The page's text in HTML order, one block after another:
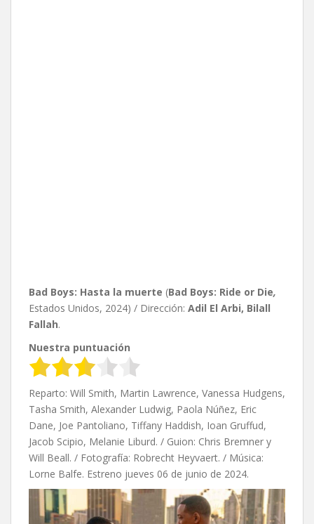
Bad Boys: Hasta la muerte (Bad Boys: Ride or Die,
Estados Unidos, 2024) / Dirección: Adil El Arbi, Bilall
Fallah.
Nuestra puntuación
Reparto: Will Smith, Martin Lawrence, Vanessa Hudgens,
Tasha Smith, Alexander Ludwig, Paola Núñez, Eric
Dane, Joe Pantoliano, Tiffany Haddish, Ioan Gruffud,
Jacob Scipio, Melanie Liburd. / Guion: Chris Bremner y
Will Beall. / Fotografía: Robrecht Heyvaert. / Música:
Lorne Balfe. Estreno jueves 06 de junio de 2024.